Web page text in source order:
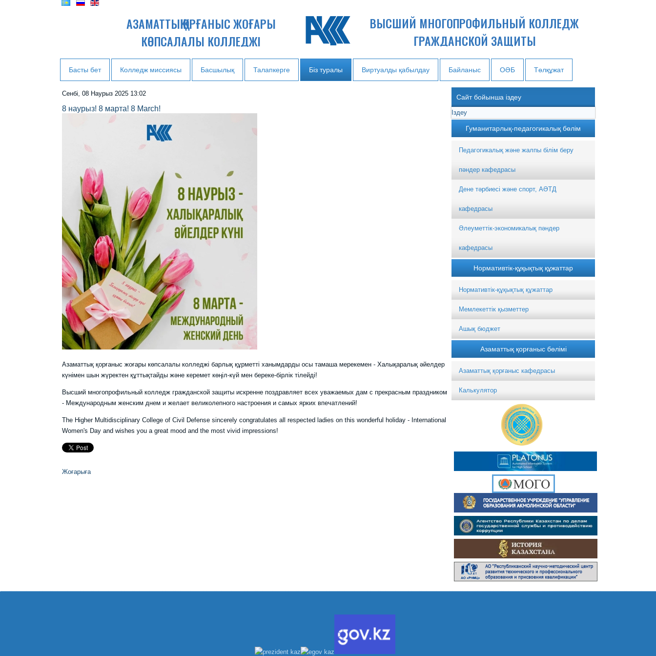
АЗАМАТТЫҚ ҚОРҒАНЫС ЖОҒАРЫ
КӨПСАЛАЛЫ КОЛЛЕДЖІ
ВЫСШИЙ МНОГОПРОФИЛЬНЫЙ КОЛЛЕДЖ
ГРАЖДАНСКОЙ ЗАЩИТЫ
Басты бет Колледж миссиясы Басшылық Талапкерге Біз туралы Виртуалды қабылдау Байланыс ОӘБ Төлқұжат
Сенбі, 08 Наурыз 2025 13:02
8 наурыз! 8 марта! 8 March!
Азаматтық қорғаныс жоғары көпсалалы колледжі барлық құрметті ханымдарды осы тамаша мерекемен - Халықаралық әйелдер
күнімен шын жүректен құттықтайды және керемет көңіл-күй мен береке-бірлік тілейді!
Высший многопрофильный колледж гражданской защиты искренне поздравляет всех уважаемых дам с прекрасным праздником
- Международным женским днем и желает великолепного настроения и самых ярких впечатлений!
The Higher Multidisciplinary College of Civil Defense sincerely congratulates all respected ladies on this wonderful holiday - International
Women's Day and wishes you a great mood and the most vivid impressions!
Жоғарыға
Сайт бойынша іздеу
Гуманитарлық-педагогикалық бөлім
Педагогикалық және жалпы білім беру
пәндер кафедрасы
Дене тәрбиесі және спорт, АӘТД
кафедрасы
Әлеуметтік-экономикалық пәндер
кафедрасы
Нормативтік-құқықтық құжаттар
Нормативтік-құқықтық құжаттар
Мемлекеттік қызметтер
Ашық бюджет
Азаматтық қорғаныс бөлімі
Азаматтық қорғаныс кафедрасы
Калькулятор